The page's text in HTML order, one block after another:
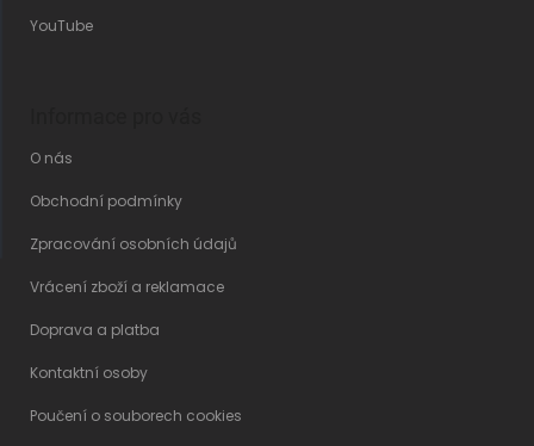
YouTube
O nás
Obchodní podmínky
Zpracování osobních údajů
Vrácení zboží a reklamace
Doprava a platba
Kontaktní osoby
Poučení o souborech cookies